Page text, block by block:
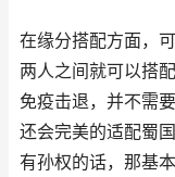
在缘分搭配方面，
两人之间就可以搭
免疫击退，并不需
还会完美的适配蜀
有孙权的话，那基